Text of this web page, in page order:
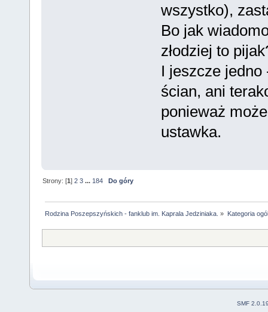
wszystko),
Bo jak
złodziej to
I jeszcze
ścian, ani
ponieważ
ustawka.
Strony: [1]2 3 ... 184 Do góry
Rodzina Poszepszyńskich - fanklub im. Kaprala Jedziniaka. » Kategoria
SMF